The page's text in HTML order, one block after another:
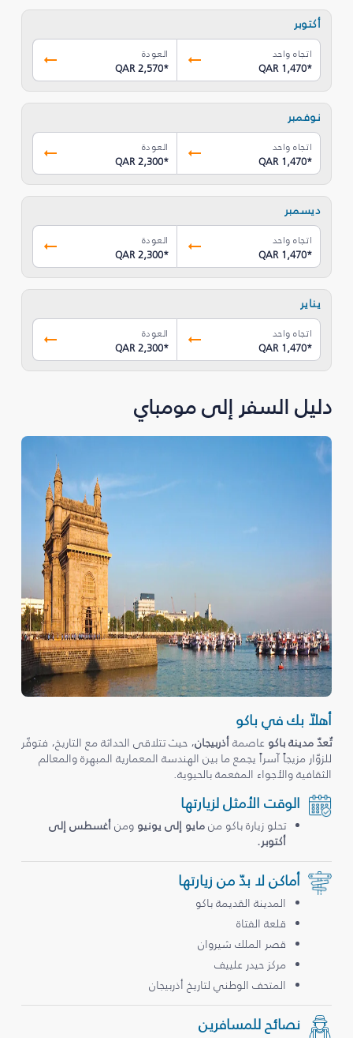
أكتوبر
اتجاه واحد
QAR 1,470*
العودة
QAR 2,570*
نوفمبر
اتجاه واحد
QAR 1,470*
العودة
QAR 2,300*
ديسمبر
اتجاه واحد
QAR 1,470*
العودة
QAR 2,300*
يناير
اتجاه واحد
QAR 1,470*
العودة
QAR 2,300*
دليل السفر إلى مومباي
أهلاّ بك في باكو
تُعدّ مدينة باكو عاصمةأذربيجان، حيث تتلاقى الحداثة مع التاريخ، فتوفّر
للزوّار مزيجاً آسراً يجمع ما بين الهندسة المعمارية المبهرة والمعالم
الثقافية والأجواء المفعمة بالحيوية.
الوقت الأمثل لزيارتها
تحلو زيارة باكو منمايو إلى يونيو ومنأغسطس إلى
أكتوبر.
أماكن لا بدّ من زيارتها
المدينة القديمة باكو
قلعة الفتاة
قصر الملك شيروان
مركز حيدر علييف
المتحف الوطني لتاريخ أذربيجان
نصائح للمسافرين